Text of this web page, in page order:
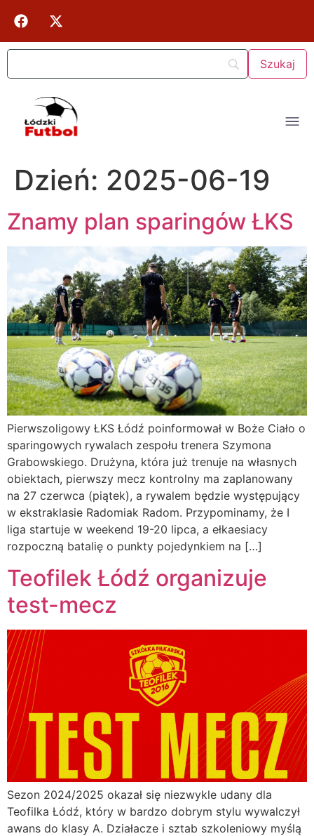
Dzień: 2025-06-19
Znamy plan sparingów ŁKS
Pierwszoligowy ŁKS Łódź poinformował w Boże Ciało o
sparingowych rywalach zespołu trenera Szymona
Grabowskiego. Drużyna, która już trenuje na własnych
obiektach, pierwszy mecz kontrolny ma zaplanowany
na 27 czerwca (piątek), a rywalem będzie występujący
w ekstraklasie Radomiak Radom. Przypominamy, że I
liga startuje w weekend 19-20 lipca, a ełkaesiacy
rozpoczną batalię o punkty pojedynkiem na […]
Teofilek Łódź organizuje
test-mecz
Sezon 2024/2025 okazał się niezwykle udany dla
Teofilka Łódź, który w bardzo dobrym stylu wywalczył
awans do klasy A. Działacze i sztab szkoleniowy myślą